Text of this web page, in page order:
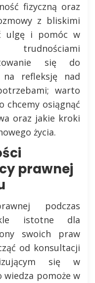
fizyczną oraz
z bliskimi
ulgę i pomóc w
się do
refleksję nad
warto
chcemy osiągnąć
oraz jakie kroki
życia.
prawnej
podczas
istotne dla
swoich praw
od konsultacji
się w
wiedza pomoże w